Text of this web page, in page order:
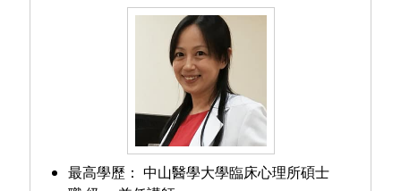
最高學歷： 中山醫學大學臨床心理所碩士